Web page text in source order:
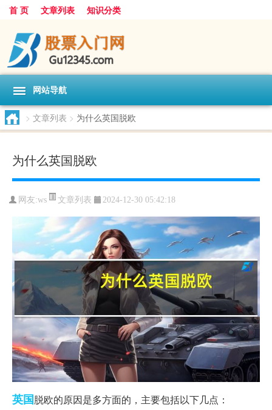
首 页 文章列表 知识分类
网站导航
> 文章列表 > 为什么英国脱欧
为什么英国脱欧
网友:ws 文章列表 2024-12-30 05:42:18
英国脱欧的原因是多方面的，主要包括以下几点：